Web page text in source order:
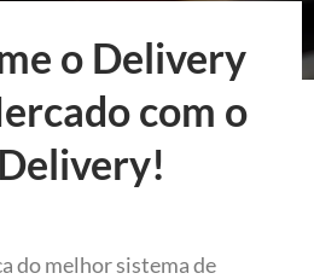
o Delivery
com o
do melhor sistema de